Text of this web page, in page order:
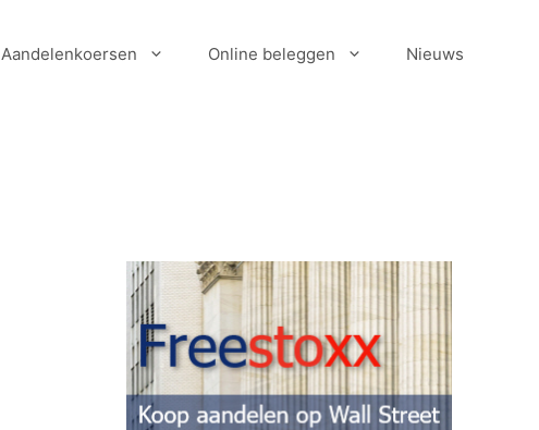
Aandelenkoersen Online beleggen Nieuws